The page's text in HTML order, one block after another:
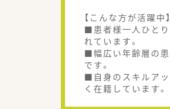
【こんな方が活躍中】
■患者様一人ひとり
れています。
■幅広い年齢層の患
です。
■自身のスキルアッ
く在籍しています。